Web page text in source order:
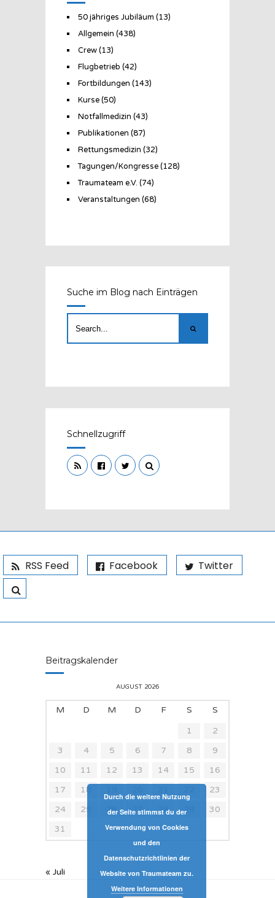
50 jähriges Jubiläum (13)
Allgemein (438)
Crew(13)
Flugbetrieb (42)
Fortbildungen (143)
Kurse(50)
Notfallmedizin (43)
Publikationen (87)
Rettungsmedizin (32)
Tagungen/Kongresse(128)
Traumateam e.V. (74)
Veranstaltungen (68)
Suche im Blog nach Einträgen
Schnellzugriff
RSS Feed Facebook Twitter
Beitragskalender
AUGUST 2026
M D M D F S
S
1
2
3
4 5 6 7 8
9
10
11 12 13 14 15
16
17
18
23
24
25 26 27 28 29
30
31
« Juli
Durch die weitere Nutzung
der Seite stimmst du der
Verwendung von Cookies
und den
Datenschutzrichtlinien der
Website von Traumateam zu.
Weitere Informationen